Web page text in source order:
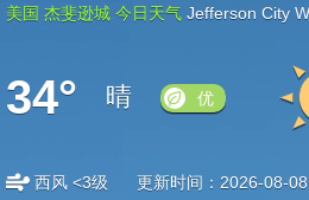
美国 杰斐逊城 今日天气 Jefferson City
34° 晴 优
西风 <3级 更新时间：2026-08-